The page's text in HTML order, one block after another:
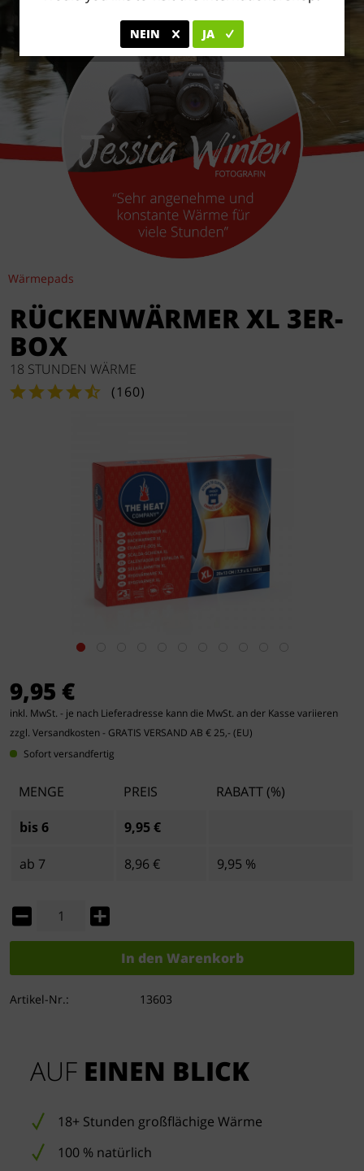
Wärmepads
RÜCKENWÄRMER XL 3ER-
BOX
18 STUNDEN WÄRME
(160)
9,95 €
inkl. MwSt. - je nach Lieferadresse kann die MwSt. an der Kasse variieren
zzgl. Versandkosten- GRATIS VERSAND AB € 25,- (EU)
Sofort versandfertig
MENGE PREIS
RABATT (%)
bis 6 9,95 €
ab 7 8,96 € 9,95 %
In den Warenkorb
Artikel-Nr.: 13603
AUF EINEN BLICK
18+ Stunden großflächige Wärme
100 % natürlich
NEIN JA